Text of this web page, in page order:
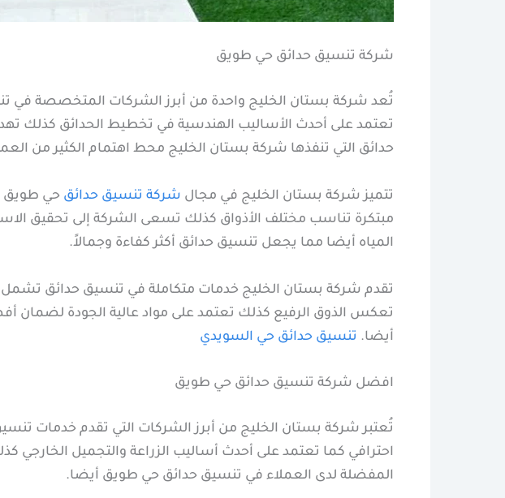
شركة تنسيق حدائق حي طويق
تُعد شركة بستان الخليج واحدة من أبرز الشركات المتخصصة في
تعتمد على أحدث الأساليب الهندسية في تخطيط الحدائق كذلك
حدائق التي تنفذها شركة بستان الخليج محط اهتمام الكثير من
تتميز شركة بستان الخليج في مجال شركة تنسيق حدائق حي طويق
مبتكرة تناسب مختلف الأذواق كذلك تسعى الشركة إلى تحقيق
المياه أيضا مما يجعل تنسيق حدائق أكثر كفاءة وجمالاً.
تقدم شركة بستان الخليج خدمات متكاملة في تنسيق حدائق تشمل
تعكس الذوق الرفيع كذلك تعتمد على مواد عالية الجودة لضمان
أيضا. تنسيق حدائق حي السويدي
افضل شركة تنسيق حدائق حي طويق
تُعتبر شركة بستان الخليج من أبرز الشركات التي تقدم خدمات
احترافي كما تعتمد على أحدث أساليب الزراعة والتجميل الخارجي
المفضلة لدى العملاء في تنسيق حدائق حي طويق أيضا.